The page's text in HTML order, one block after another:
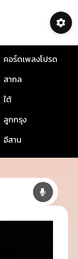
คอร์ดเพลงโปรด
สากล
ใต้
ลูกกรุง
อีสาน